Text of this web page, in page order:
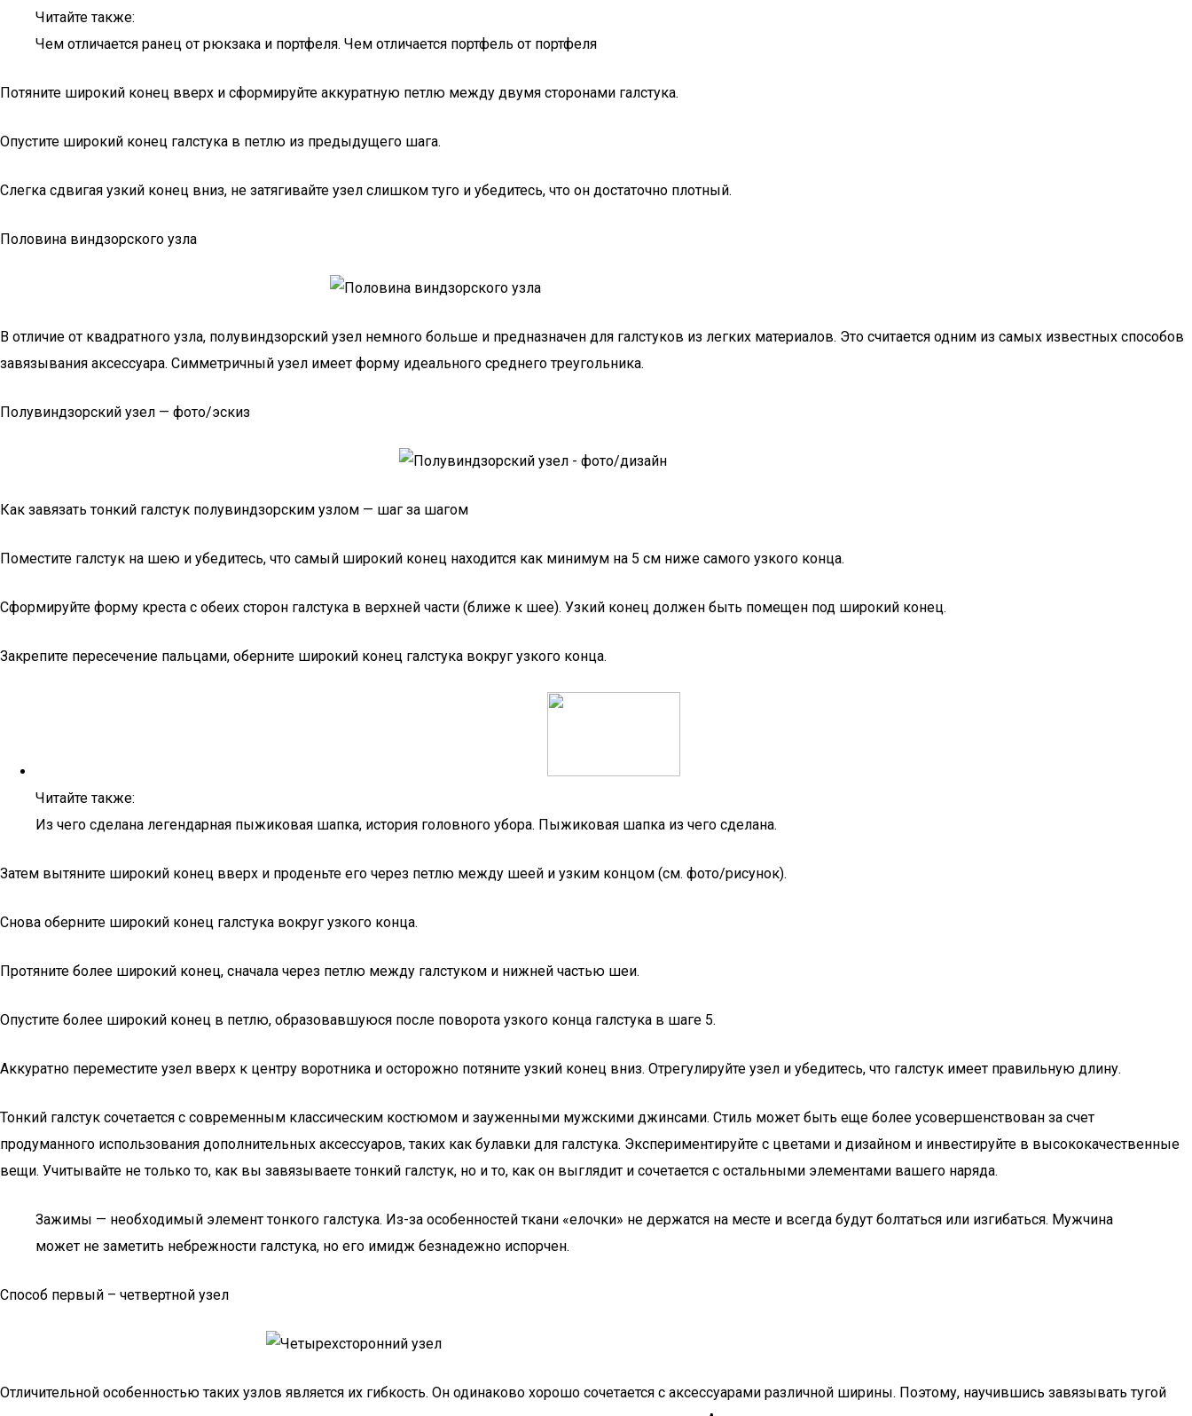
Читайте также:
Чем отличается ранец от рюкзака и портфеля. Чем отличается портфель от портфеля
Потяните широкий конец вверх и сформируйте аккуратную петлю между двумя сторонами галстука.
Опустите широкий конец галстука в петлю из предыдущего шага.
Слегка сдвигая узкий конец вниз, не затягивайте узел слишком туго и убедитесь, что он достаточно плотный.
Половина виндзорского узла
В отличие от квадратного узла, полувиндзорский узел немного больше и предназначен для галстуков из легких материалов. Это считается одним из самых известных способов
завязывания аксессуара. Симметричный узел имеет форму идеального среднего треугольника.
Полувиндзорский узел — фото/эскиз
Как завязать тонкий галстук полувиндзорским узлом — шаг за шагом
Поместите галстук на шею и убедитесь, что самый широкий конец находится как минимум на 5 см ниже самого узкого конца.
Сформируйте форму креста с обеих сторон галстука в верхней части (ближе к шее). Узкий конец должен быть помещен под широкий конец.
Закрепите пересечение пальцами, оберните широкий конец галстука вокруг узкого конца.
Читайте также:
Из чего сделана легендарная пыжиковая шапка, история головного убора. Пыжиковая шапка из чего сделана.
Затем вытяните широкий конец вверх и проденьте его через петлю между шеей и узким концом (см. фото/рисунок).
Снова оберните широкий конец галстука вокруг узкого конца.
Протяните более широкий конец, сначала через петлю между галстуком и нижней частью шеи.
Опустите более широкий конец в петлю, образовавшуюся после поворота узкого конца галстука в шаге 5.
Аккуратно переместите узел вверх к центру воротника и осторожно потяните узкий конец вниз. Отрегулируйте узел и убедитесь, что галстук имеет правильную длину.
Тонкий галстук сочетается с современным классическим костюмом и зауженными мужскими джинсами. Стиль может быть еще более усовершенствован за счет
продуманного использования дополнительных аксессуаров, таких как булавки для галстука. Экспериментируйте с цветами и дизайном и инвестируйте в высококачественные
вещи. Учитывайте не только то, как вы завязываете тонкий галстук, но и то, как он выглядит и сочетается с остальными элементами вашего наряда.
Зажимы — необходимый элемент тонкого галстука. Из-за особенностей ткани «елочки» не держатся на месте и всегда будут болтаться или изгибаться. Мужчина
может не заметить небрежности галстука, но его имидж безнадежно испорчен.
Способ первый – четвертной узел
Отличительной особенностью таких узлов является их гибкость. Он одинаково хорошо сочетается с аксессуарами различной ширины. Поэтому, научившись завязывать тугой